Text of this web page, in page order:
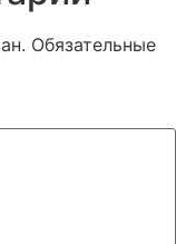
Обязательные